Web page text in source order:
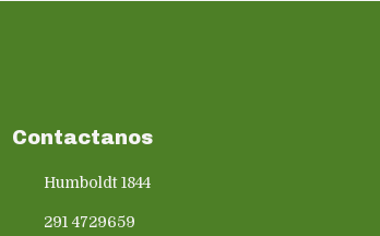
Contactanos
Humboldt 1844
291 4729659